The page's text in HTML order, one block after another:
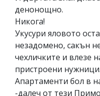
денонощно.
Никога!
Укусури яловото
незадомено, сакън
чехличките и влезе
пристроени нужници.
Апартаменти бол в
-далеч от тези